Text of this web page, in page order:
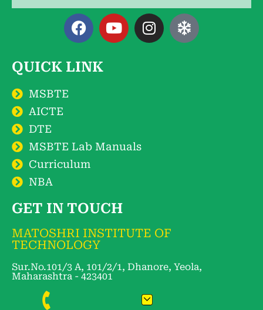
QUICK LINK
MSBTE
AICTE
DTE
MSBTE Lab Manuals
Curriculum
NBA
GET IN TOUCH
MATOSHRI INSTITUTE OF
TECHNOLOGY
Sur.No.101/3 A, 101/2/1, Dhanore, Yeola,
Maharashtra - 423401